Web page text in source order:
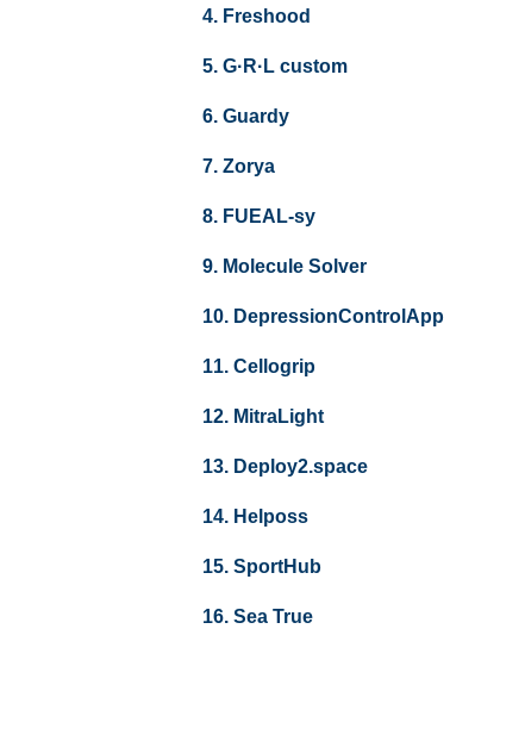
4. Freshood
5. G·R·L custom
6. Guardy
7. Zorya
8. FUEAL-sy
9. Molecule Solver
10. DepressionControlApp
11. Cellogrip
12. MitraLight
13. Deploy2.space
14. Helposs
15. SportHub
16. Sea True